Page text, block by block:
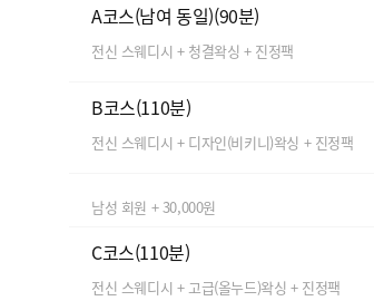
A코스(남여 동일)(90분)
전신 스웨디시 + 청결왁싱 + 진정팩
B코스(110분)
전신 스웨디시 + 디자인(비키니)왁싱 + 진정팩
남성 회원 + 30,000원
C코스(110분)
전신 스웨디시 + 고급(올누드)왁싱 + 진정팩